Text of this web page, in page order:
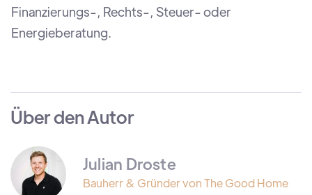
Finanzierungs-, Rechts-, Steuer- oder
Energieberatung.
Über den Autor
Julian Droste
Bauherr & Gründer von The Good Home